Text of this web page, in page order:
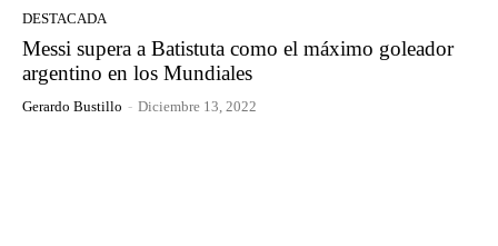
DESTACADA
Messi supera a Batistuta como el máximo goleador
argentino en los Mundiales
Gerardo Bustillo - Diciembre 13, 2022